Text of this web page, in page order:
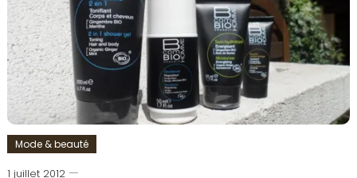
Glossy
Box ,
Mercedes
Mode & beauté
1 juillet 2012
Romain-